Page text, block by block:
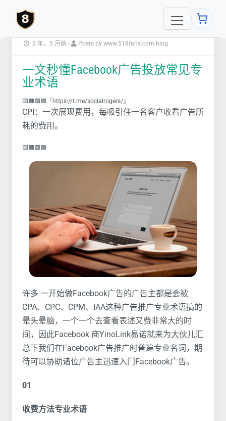
2 年，5 月前 - Posts by www.518fans.com blog
一文秒懂Facebook广告投放常见专
业术语
🟨🟧🟩🟦『https://t.me/socialrogers/』
CPI：一次展现费用，每吸引住一名客户收看广告所
耗的费用。
🟨🟧🟩🟦
许多 一开始做Facebook广告的广告主都是会被
CPA、CPC、CPM、IAA这种广告推广专业术语搞的
晕头晕脑，一个一个去查看表述又费非常大的时
间，因此Facebook 商YinoLink易诺就来为大伙儿汇
总下我们在Facebook广告推广时普遍专业名词，期
待可以协助诸位广告主迅速入门Facebook广告。
01
收费方法专业术语